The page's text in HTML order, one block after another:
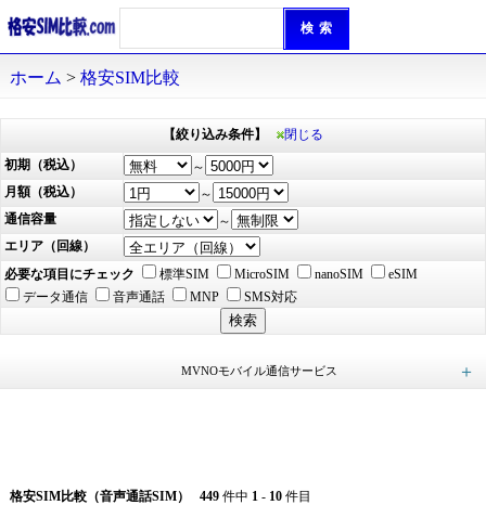
ホーム > 格安SIM比較
【絞り込み条件】
閉じる
初期（税込）
～
月額（税込）
～
通信容量
～
エリア（回線）
必要な項目にチェック
標準SIM MicroSIM nanoSIM
eSIM
データ通信
音声通話 MNP SMS対応
MVNOモバイル通信サービス
格安SIM比較（音声通話SIM） 449 件中 1 - 10 件目